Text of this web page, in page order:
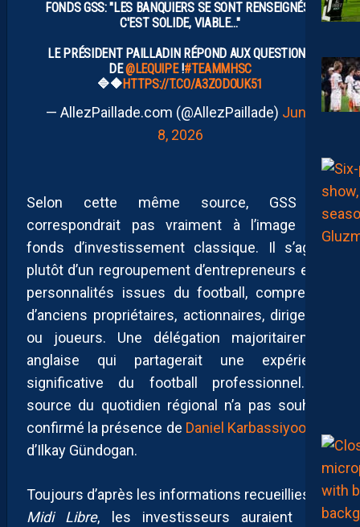
FONDS GSS: "LES BANQUIERS SE SONT RENSEIGNÉS :
C'EST SOLIDE, VIABLE…"
LE PRÉSIDENT PAILLADIN RÉPOND AUX QUESTIONS
DE@LEQUIPE!#TEAMMHSC
🔷️🔶️HTTPS://T.CO/A3ZODOUK51
— AllezPaillade.com (@AllezPaillade) June
8, 2026
Selon cette même source, GSS ne
correspondrait pas vraiment à l’image d’un
fonds d’investissement classique. Il s’agirait
plutôt d’un regroupement d’entrepreneurs et de
personnalités issues du football, comprenant
d’anciens propriétaires, actionnaires, dirigeants
ou joueurs. Une délégation majoritairement
anglaise qui partagerait une expérience
significative du football professionnel. La
source du quotidien régional n’a pas souhaité
confirmé la présence de Daniel Karbassiyoon
d’Ilkay Gündogan.
Toujours d’après les informations recueillies par
Midi Libre, les investisseurs auraient été